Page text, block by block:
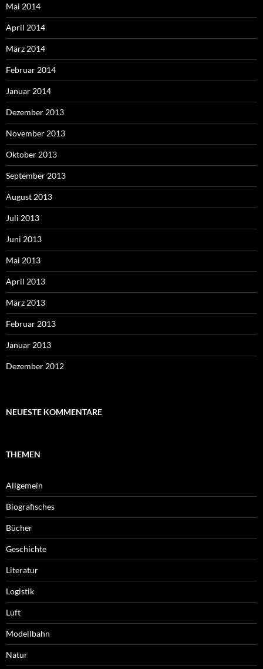
Mai 2014
April 2014
März 2014
Februar 2014
Januar 2014
Dezember 2013
November 2013
Oktober 2013
September 2013
August 2013
Juli 2013
Juni 2013
Mai 2013
April 2013
März 2013
Februar 2013
Januar 2013
Dezember 2012
NEUESTE KOMMENTARE
THEMEN
Allgemein
Biografisches
Bücher
Geschichte
Literatur
Logistik
Luft
Modellbahn
Natur